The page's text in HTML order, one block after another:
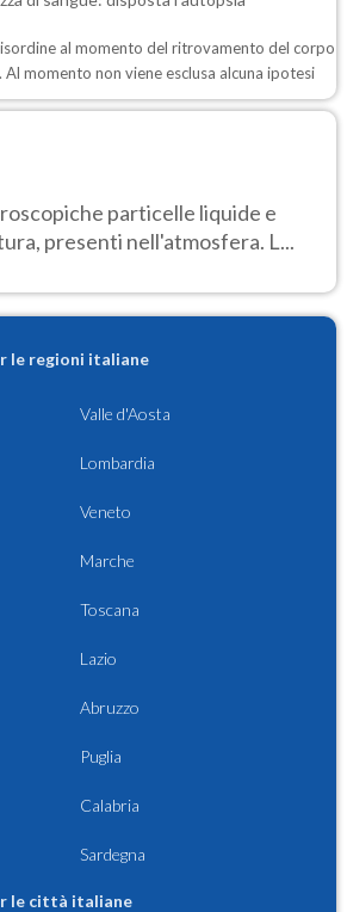
al momento del ritrovamento del corpo
Al momento non viene esclusa alcuna ipotesi
particelle liquide e
presenti nell'atmosfera. L...
le regioni italiane
Valle d'Aosta
Lombardia
Veneto
Marche
Toscana
Lazio
Abruzzo
Puglia
Calabria
Sardegna
le città italiane